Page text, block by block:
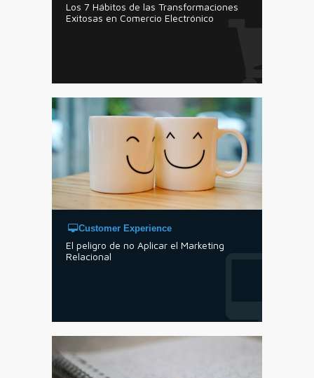
Los 7 Hábitos de las Transformaciones
Exitosas en Comercio Electrónico
Customer Experience
El peligro de no Aplicar el Marketing
Relacional